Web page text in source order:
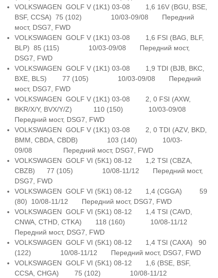
VOLKSWAGEN GOLF V (1K1) 03-08 1,6 16V (BGU, BSE,
BSF, CCSA) 75 (102) 10/03-09/08 Передний
мост, DSG7, FWD
VOLKSWAGEN GOLF V (1K1) 03-08 1,6 FSI (BAG, BLF,
BLP) 85 (115) 10/03-09/08 Передний мост,
DSG7, FWD
VOLKSWAGEN GOLF V (1K1) 03-08 1,9 TDI (BJB, BKC,
BXE, BLS) 77 (105) 10/03-09/08 Передний
мост, DSG7, FWD
VOLKSWAGEN GOLF V (1K1) 03-08 2, 0 FSI (AXW,
BKR/X/Y, BVX/Y/Z) 110 (150) 10/03-09/08
Передний мост, DSG7, FWD
VOLKSWAGEN GOLF V (1K1) 03-08 2, 0 TDI (AZV, BKD,
BMM, CBDA, CBDB) 103 (140) 10/03-
09/08 Передний мост, DSG7, FWD
VOLKSWAGEN GOLF VI (5K1) 08-12 1,2 TSI (CBZA,
CBZB) 77 (105) 10/08-11/12 Передний мост,
DSG7, FWD
VOLKSWAGEN GOLF VI (5K1) 08-12 1,4 (CGGA) 59
(80) 10/08-11/12 Передний мост, DSG7, FWD
VOLKSWAGEN GOLF VI (5K1) 08-12 1,4 TSI (CAVD,
CNWA, CTHD, CTKA) 118 (160) 10/08-11/12
Передний мост, DSG7, FWD
VOLKSWAGEN GOLF VI (5K1) 08-12 1,4 TSI (CAXA) 90
(122) 10/08-11/12 Передний мост, DSG7, FWD
VOLKSWAGEN GOLF VI (5K1) 08-12 1,6 (BSE, BSF,
CCSA, CHGA) 75 (102) 10/08-11/12